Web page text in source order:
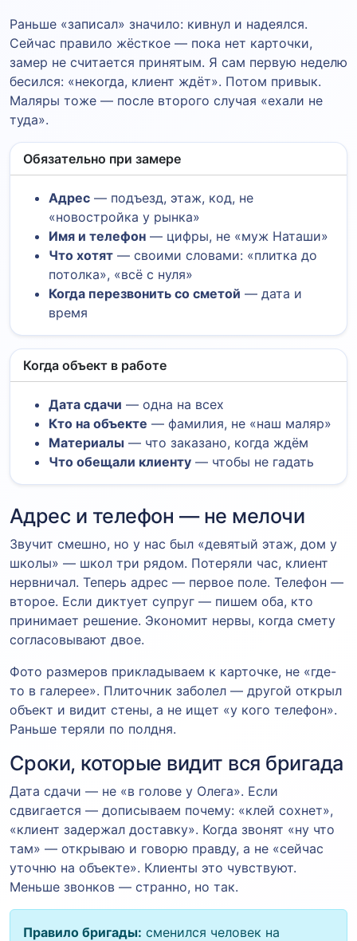
Раньше «записал» значило: кивнул и надеялся.
Сейчас правило жёсткое — пока нет карточки,
замер не считается принятым. Я сам первую неделю
бесился: «некогда, клиент ждёт». Потом привык.
Маляры тоже — после второго случая «ехали не
туда».
Обязательно при замере
Адрес — подъезд, этаж, код, не
«новостройка у рынка»
Имя и телефон — цифры, не «муж Наташи»
Что хотят — своими словами: «плитка до
потолка», «всё с нуля»
Когда перезвонить со сметой — дата и
время
Когда объект в работе
Дата сдачи — одна на всех
Кто на объекте — фамилия, не «наш маляр»
Материалы — что заказано, когда ждём
Что обещали клиенту — чтобы не гадать
Адрес и телефон — не мелочи
Звучит смешно, но у нас был «девятый этаж, дом у
школы» — школ три рядом. Потеряли час, клиент
нервничал. Теперь адрес — первое поле. Телефон —
второе. Если диктует супруг — пишем оба, кто
принимает решение. Экономит нервы, когда смету
согласовывают двое.
Фото размеров прикладываем к карточке, не «где-
то в галерее». Плиточник заболел — другой открыл
объект и видит стены, а не ищет «у кого телефон».
Раньше теряли по полдня.
Сроки, которые видит вся бригада
Дата сдачи — не «в голове у Олега». Если
сдвигается — дописываем почему: «клей сохнет»,
«клиент задержал доставку». Когда звонят «ну что
там» — открываю и говорю правду, а не «сейчас
уточню на объекте». Клиенты это чувствуют.
Меньше звонков — странно, но так.
Правило бригады: сменился человек на